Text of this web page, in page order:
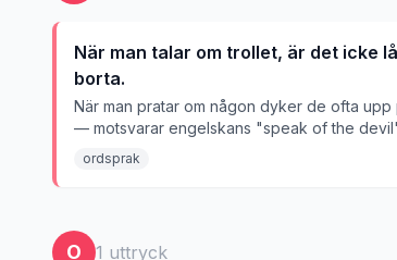
När man talar om trollet, är det icke
borta.
När man pratar om någon dyker de ofta upp
— motsvarar engelskans "speak of the
ordsprak
O 1 uttryck